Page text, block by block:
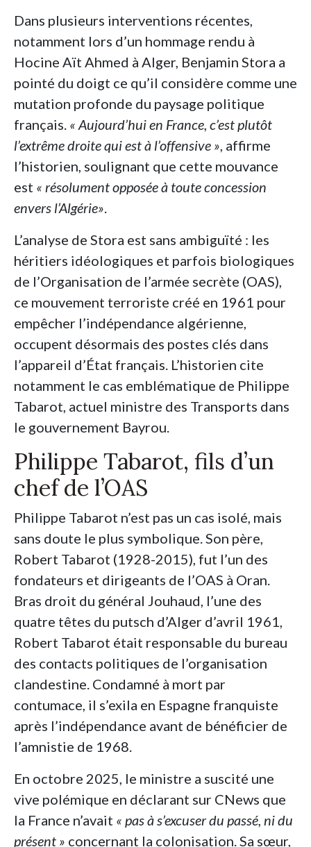
Dans plusieurs interventions récentes,
notamment lors d’un hommage rendu à
Hocine Aït Ahmed à Alger, Benjamin Stora a
pointé du doigt ce qu’il considère comme une
mutation profonde du paysage politique
français. « Aujourd’hui en France, c’est plutôt
l’extrême droite qui est à l’offensive », affirme
l’historien, soulignant que cette mouvance
est « résolument opposée à toute concession
envers l’Algérie».
L’analyse de Stora est sans ambiguïté : les
héritiers idéologiques et parfois biologiques
de l’Organisation de l’armée secrète (OAS),
ce mouvement terroriste créé en 1961 pour
empêcher l’indépendance algérienne,
occupent désormais des postes clés dans
l’appareil d’État français. L’historien cite
notamment le cas emblématique de Philippe
Tabarot, actuel ministre des Transports dans
le gouvernement Bayrou.
Philippe Tabarot, fils d’un
chef de l’OAS
Philippe Tabarot n’est pas un cas isolé, mais
sans doute le plus symbolique. Son père,
Robert Tabarot (1928-2015), fut l’un des
fondateurs et dirigeants de l’OAS à Oran.
Bras droit du général Jouhaud, l’une des
quatre têtes du putsch d’Alger d’avril 1961,
Robert Tabarot était responsable du bureau
des contacts politiques de l’organisation
clandestine. Condamné à mort par
contumace, il s’exila en Espagne franquiste
après l’indépendance avant de bénéficier de
l’amnistie de 1968.
En octobre 2025, le ministre a suscité une
vive polémique en déclarant sur CNews que
la France n’avait « pas à s’excuser du passé, ni du
présent » concernant la colonisation. Sa sœur,